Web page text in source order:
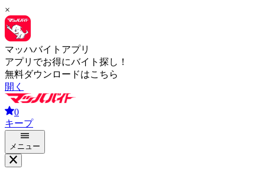
×
マッハバイトアプリ
アプリでお得にバイト探し！
無料ダウンロードはこちら
開く
0
キープ
メニュー